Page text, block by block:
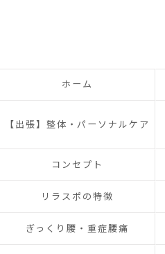
ホーム
【出張】整体・パーソナルケア
コンセプト
リラスポの特徴
ぎっくり腰・重症腰痛